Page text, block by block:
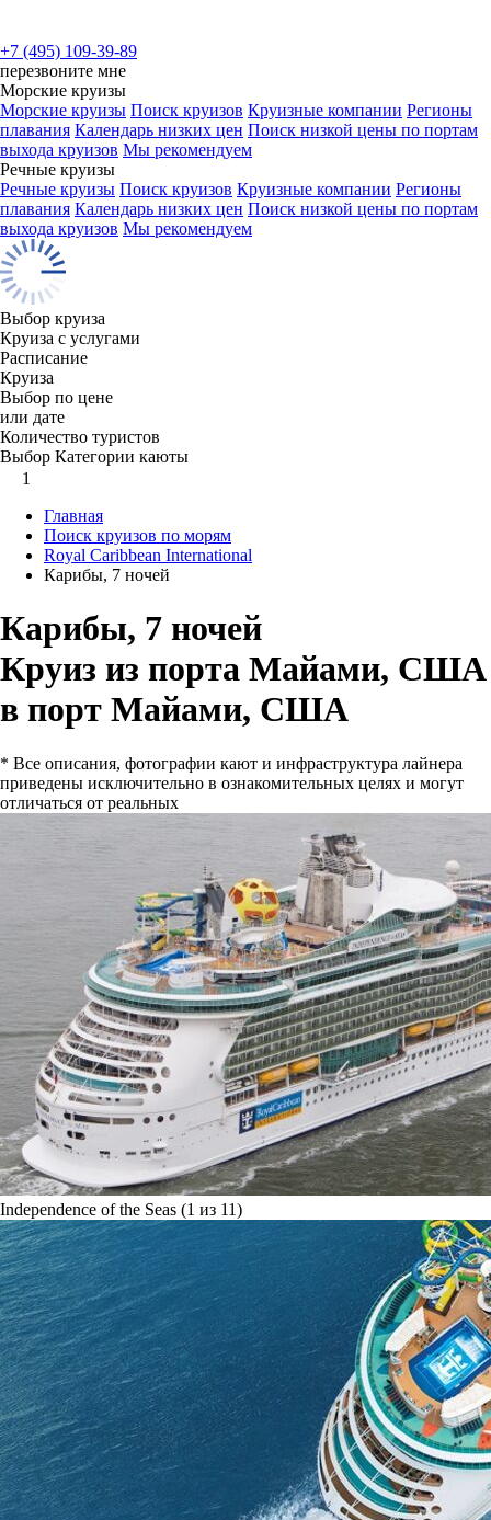
+7 (495) 109-39-89
перезвоните мне
Морские круизы
Морские круизы Поиск круизов Круизные компании Регионы
плавания Календарь низких цен Поиск низкой цены по портам
выхода круизов Мы рекомендуем
Речные круизы
Речные круизы Поиск круизов Круизные компании Регионы
плавания Календарь низких цен Поиск низкой цены по портам
выхода круизов Мы рекомендуем
Выбор круиза
Круиза с услугами
Расписание
Круиза
Выбор по цене
или дате
Количество туристов
Выбор Категории каюты
1
Главная
Поиск круизов по морям
Royal Caribbean International
Карибы, 7 ночей
Карибы, 7 ночей
Круиз из порта Майами, США
в порт Майами, США
* Все описания, фотографии кают и инфраструктура лайнера
приведены исключительно в ознакомительных целях и могут
отличаться от реальных
Independence of the Seas (1 из 11)